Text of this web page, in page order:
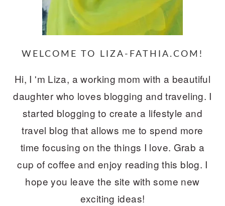
WELCOME TO LIZA-FATHIA.COM!
Hi, I 'm Liza, a working mom with a beautiful
daughter who loves blogging and traveling. I
started blogging to create a lifestyle and
travel blog that allows me to spend more
time focusing on the things I love. Grab a
cup of coffee and enjoy reading this blog. I
hope you leave the site with some new
exciting ideas!